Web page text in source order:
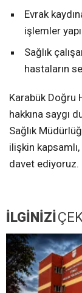
Evrak
işlemler
Sağlık
hastaların
Karabük Doğru
hakkına saygı
Sağlık
ilişkin
davet ediyoruz.
İLGİNİZİ